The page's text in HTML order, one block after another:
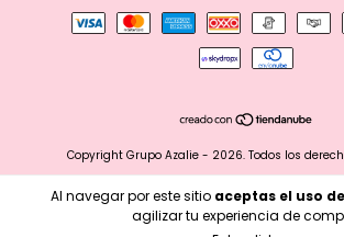
Al navegar por este sitio aceptas el uso
agilizar tu experiencia de
Copyright Grupo Azalie - 2026. Todos los